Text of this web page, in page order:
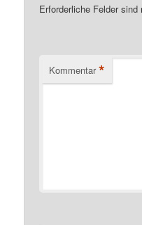
Erforderliche Felder
Kommentar *